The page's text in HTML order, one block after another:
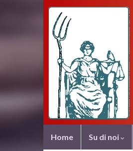
Home Su di noi